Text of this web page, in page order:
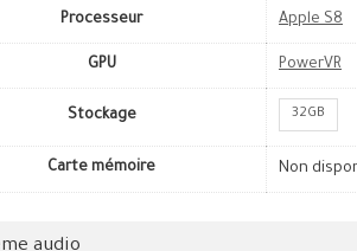
Processeur Apple S8
GPU PowerVR
Stockage 32GB
Carte mémoire Non
audio